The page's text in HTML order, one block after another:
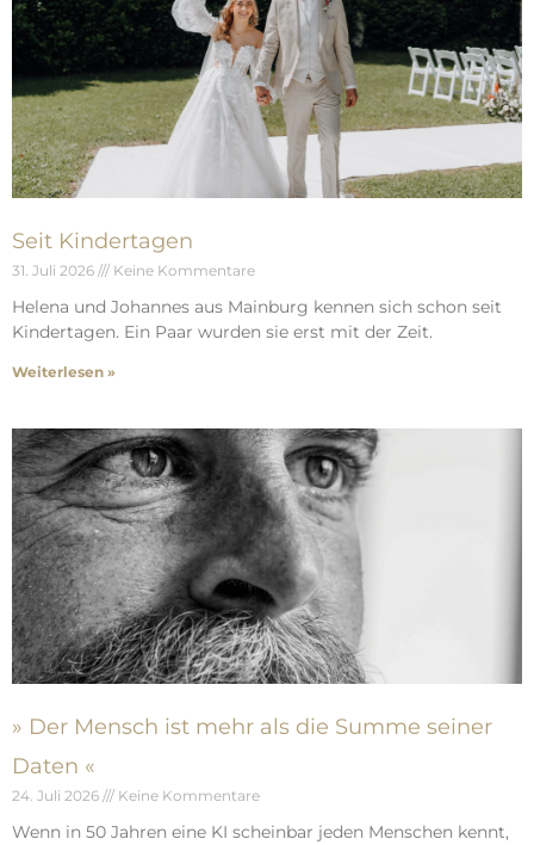
Seit Kindertagen
31. Juli 2026 Keine Kommentare
Helena und Johannes aus Mainburg kennen sich schon seit
Kindertagen. Ein Paar wurden sie erst mit der Zeit.
Weiterlesen »
» Der Mensch ist mehr als die Summe seiner
Daten «
24. Juli 2026 Keine Kommentare
Wenn in 50 Jahren eine KI scheinbar jeden Menschen kennt,